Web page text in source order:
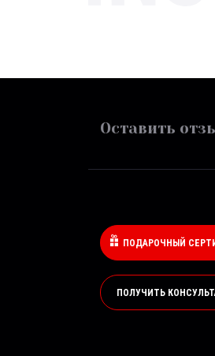
Оставить
ПОДАРОЧНЫЙ
ПОЛУЧИТЬ